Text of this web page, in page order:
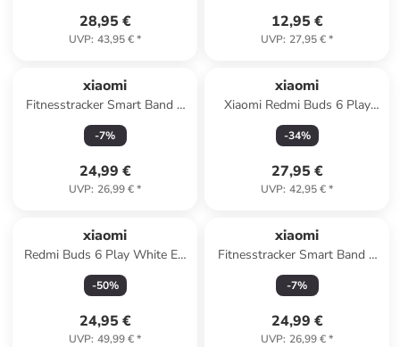
28,95 €
UVP: 43,95 €*
12,95 €
UVP: 27,95 €*
xiaomi
Fitnesstracker Smart Band 9
Active in weiß
-7%
24,99 €
UVP: 26,99 €*
xiaomi
Xiaomi Redmi Buds 6 Play
Blau EU BHR9283GL in Blau
-34%
27,95 €
UVP: 42,95 €*
xiaomi
Redmi Buds 6 Play White EU
BHR8773GL
-50%
24,95 €
UVP: 49,99 €*
xiaomi
Fitnesstracker Smart Band 9
Active in schwarz
-7%
24,99 €
UVP: 26,99 €*